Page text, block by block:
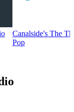
Canalside's The
Pop